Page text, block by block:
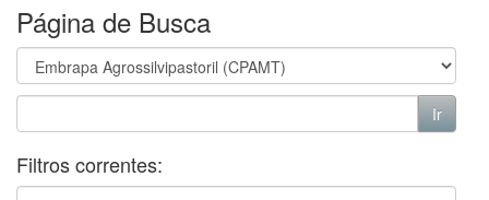
Página de Busca
Filtros correntes: